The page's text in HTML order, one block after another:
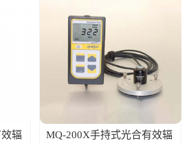
辐
MQ-200X手持式光合有效辐